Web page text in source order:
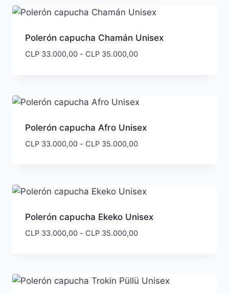
Polerón capucha Chamán Unisex
CLP33.000,00 - CLP35.000,00Rango
CLP 33.000,00
CLP 35.000,00
Polerón capucha Afro Unisex
CLP33.000,00 - CLP35.000,00Rango
CLP 33.000,00
CLP 35.000,00
Polerón capucha Ekeko Unisex
CLP33.000,00 - CLP35.000,00Rango
CLP 33.000,00